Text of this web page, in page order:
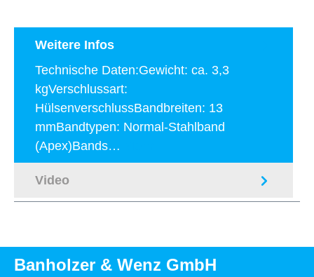
Weitere Infos
Technische Daten:Gewicht: ca. 3,3
kgVerschlussart:
HülsenverschlussBandbreiten: 13
mmBandtypen: Normal-Stahlband
(Apex)Bands…
Video
Banholzer & Wenz GmbH